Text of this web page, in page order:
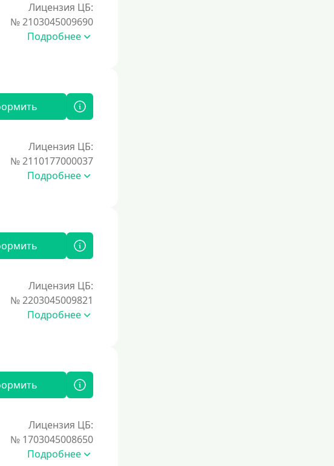
Лицензия ЦБ:
№ 2103045009690
Подробнее
Лицензия ЦБ:
№ 2110177000037
Подробнее
Лицензия ЦБ:
№ 2203045009821
Подробнее
Лицензия ЦБ:
№ 1703045008650
Подробнее